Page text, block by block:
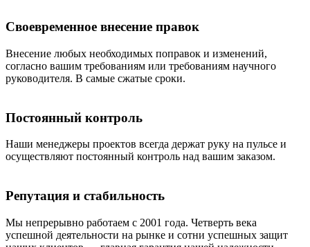
Своевременное внесение правок
Внесение любых необходимых поправок и изменений,
согласно вашим требованиям или требованиям научного
руководителя. В самые сжатые сроки.
Постоянный контроль
Наши менеджеры проектов всегда держат руку на пульсе и
осуществляют постоянный контроль над вашим заказом.
Репутация и стабильность
Мы непрерывно работаем с 2001 года. Четверть века
успешной деятельности на рынке и сотни успешных защит